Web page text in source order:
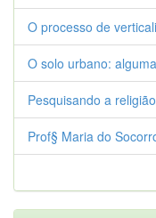
O processo de
O solo urbano:
Pesquisando a
Prof§ Maria do